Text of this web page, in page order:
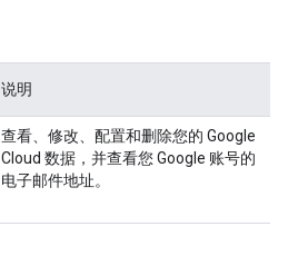
说明
查看、修改、配置和删除您的 Google
Cloud 数据，并查看您 Google 账号的
电子邮件地址。